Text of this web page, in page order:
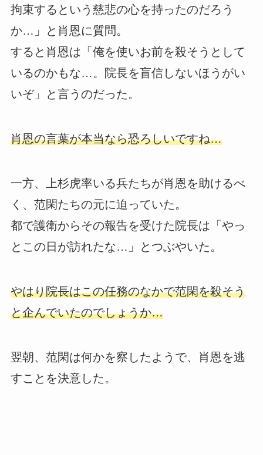
拘束するという慈悲の心を持ったのだろう
か…」と肖恩に質問。
すると肖恩は「俺を使いお前を殺そうとして
いるのかもな…。院長を盲信しないほうがい
いぞ」と言うのだった。
肖恩の言葉が本当なら恐ろしいですね…
一方、上杉虎率いる兵たちが肖恩を助けるべ
く、范閑たちの元に迫っていた。
都で護衛からその報告を受けた院長は「やっ
とこの日が訪れたな…」とつぶやいた。
やはり院長はこの任務のなかで范閑を殺そう
と企んでいたのでしょうか…
翌朝、范閑は何かを察したようで、肖恩を逃
すことを決意した。